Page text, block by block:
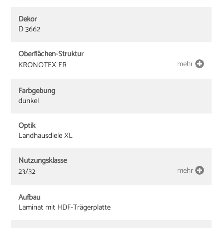
Dekor
D 3662
Oberflächen-Struktur
KRONOTEX ER
mehr
Farbgebung
dunkel
Optik
Landhausdiele XL
Nutzungsklasse
23/32
mehr
Aufbau
Laminat mit HDF-Trägerplatte